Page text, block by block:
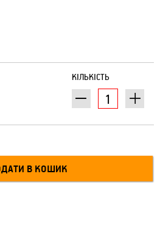
КІЛЬКІСТЬ